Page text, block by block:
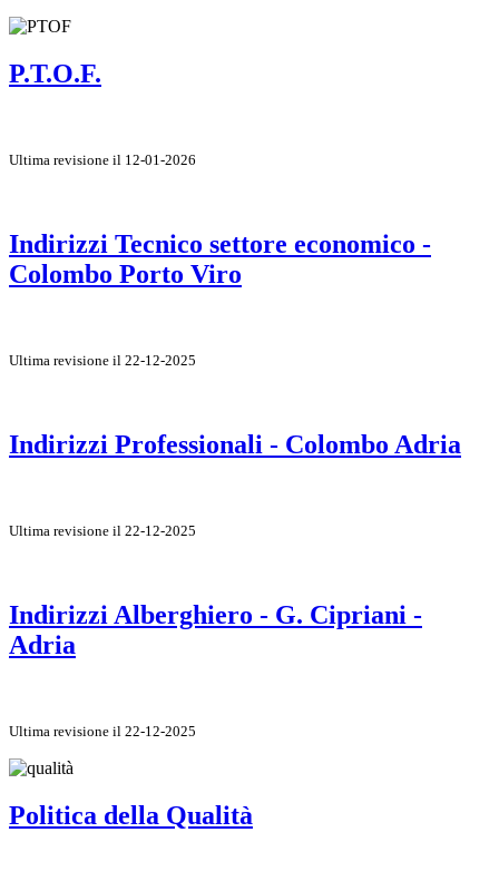
P.T.O.F.
Ultima revisione il 12-01-2026
Indirizzi Tecnico settore economico -
Colombo Porto Viro
Ultima revisione il 22-12-2025
Indirizzi Professionali - Colombo Adria
Ultima revisione il 22-12-2025
Indirizzi Alberghiero - G. Cipriani -
Adria
Ultima revisione il 22-12-2025
Politica della Qualità